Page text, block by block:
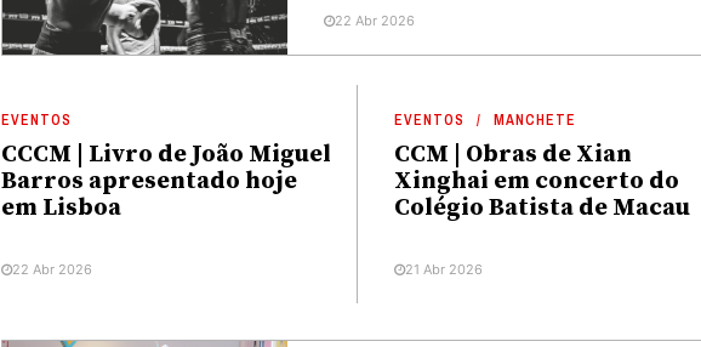
22 Abr 2026
EVENTOS
CCCM | Livro de João Miguel
Barros apresentado hoje
em Lisboa
22 Abr 2026
EVENTOS MANCHETE
CCM | Obras de Xian
Xinghai em concerto do
Colégio Batista de Macau
21 Abr 2026